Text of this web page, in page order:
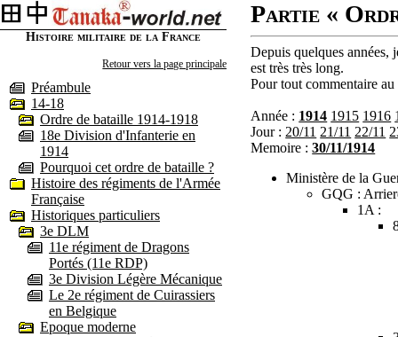
Histoire militaire de la France
Retour vers la page principale
Préambule
14-18
Ordre de bataille 1914-1918
18e Division d'Infanterie en
1914
Pourquoi cet ordre de bataille ?
Histoire des régiments de l'Armée
Française
Historiques particuliers
3e DLM
11e régiment de Dragons
Portés (11e RDP)
3e Division Légère Mécanique
Le 2e régiment de Cuirassiers
en Belgique
Epoque moderne
Partie «
Depuis quelques années,
est très très long.
Pour tout commentaire
Année : 1914 1915 1916
Jour : 20/11 21/11 22/11
Memoire :30/11/1914
Ministère de la
GQG :
1A :